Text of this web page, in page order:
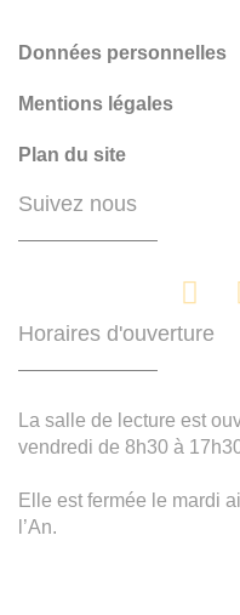
Données personnelles
Mentions légales
Plan du site
Suivez nous
Horaires d'ouverture
La salle de lecture est
vendredi de 8h30 à
Elle est fermée le mardi
l’An.